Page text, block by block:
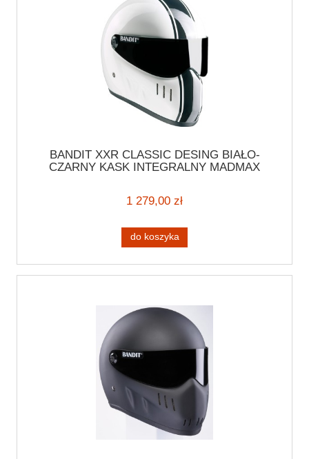
BANDIT XXR CLASSIC DESING BIAŁO-
CZARNY KASK INTEGRALNY MADMAX
1 279,00 zł
do koszyka